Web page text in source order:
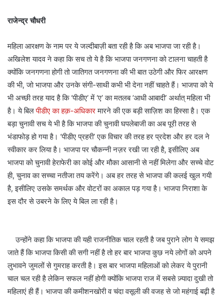
राजेन्द्र चौधरी
महिला आरक्षण के नाम पर ये जल्दीबाज़ी बता रही है कि अब भाजपा जा रही है।
अखिलेश यादव ने कहा कि सच तो ये है कि भाजपा जनगणना को टालना चाहती है
क्योंकि जनगणना होगी तो जातिगत जनगणना की भी बात उठेगी और फिर आरक्षण
की भी, जो भाजपा और उनके संगी-साथी कभी भी देना नहीं चाहते हैं। भाजपा को ये
भी अच्छी तरह याद है कि ‘पीडीए’ में ‘ए’ का मतलब ‘आधी आबादी’ अर्थात् महिला भी
है। ये बिलपीडीए का हक़-अधिकारमारने की एक बड़ी साज़िश का हिस्सा है। एक
बड़ा चुनावी सच ये भी है कि भाजपा की चुनावी घपलेबाजी का अब पूरी तरह से
भंडाफोड़ हो गया है। ‘पीडीए प्रहरी’ एक विचार की तरह हर प्रदेश और हर दल ने
स्वीकार कर लिया है। भाजपा पर चौकन्नी नज़र रखी जा रही है, इसीलिए अब
भाजपा को चुनावी हेराफेरी का कोई और मौका आसानी से नहीं मिलेगा और सच्चे वोट
ही, चुनाव का सच्चा नतीजा तय करेंगे। अब हर तरह से भाजपा की कलई खुल गयी
है, इसीलिए उसके समर्थक और वोटरों का अकाल पड़ गया है। भाजपा निराशा के
इस दौर से उबरने के लिए ये बिल ला रही है।
उन्होंने कहा कि भाजपा की यही राजनीतिक चाल रहती है जब पुराने लोग ये समझ
जाते हैं कि भाजपा किसी की सगी नहीं है तो हर बार भाजपा कुछ नये लोगों को अपने
लुभावने जुमलों से गुमराह करती है। इस बार भाजपा महिलाओं को लेकर ये पुरानी
चाल चल रही है लेकिन सफल नहीं होगी क्योंकि भाजपा राज में सबसे ज़्यादा दुखी तो
महिलाएं ही हैं। भाजपा की कमीशनखोरी व चंदा वसूली की वजह से जो महंगाई बढ़ी है